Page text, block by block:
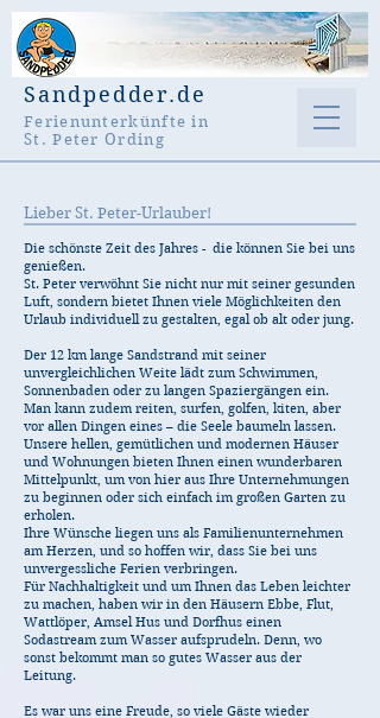
Sandpedder.de
Ferienunterkünfte in
St. Peter Ording
Lieber St. Peter-Urlauber!
Die schönste Zeit des Jahres - die können Sie bei uns
genießen.
St. Peter verwöhnt Sie nicht nur mit seiner gesunden
Luft, sondern bietet Ihnen viele Möglichkeiten den
Urlaub individuell zu gestalten, egal ob alt oder jung.
Der 12 km lange Sandstrand mit seiner
unvergleichlichen Weite lädt zum Schwimmen,
Sonnenbaden oder zu langen Spaziergängen ein.
Man kann zudem reiten, surfen, golfen, kiten, aber
vor allen Dingen eines – die Seele baumeln lassen.
Unsere hellen, gemütlichen und modernen Häuser
und Wohnungen bieten Ihnen einen wunderbaren
Mittelpunkt, um von hier aus Ihre Unternehmungen
zu beginnen oder sich einfach im großen Garten zu
erholen.
Ihre Wünsche liegen uns als Familienunternehmen
am Herzen, und so hoffen wir, dass Sie bei uns
unvergessliche Ferien verbringen.
Für Nachhaltigkeit und um Ihnen das Leben leichter
zu machen, haben wir in den Häusern Ebbe, Flut,
Wattlöper, Amsel Hus und Dorfhus einen
Sodastream zum Wasser aufsprudeln. Denn, wo
sonst bekommt man so gutes Wasser aus der
Leitung.
Es war uns eine Freude, so viele Gäste wieder